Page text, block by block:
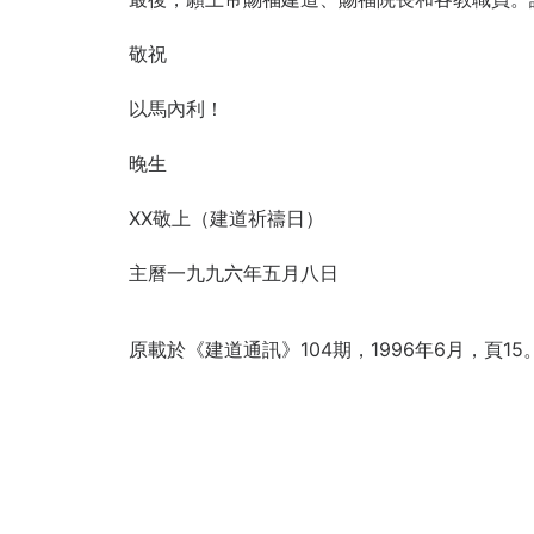
敬祝
以馬內利！
晚生
XX敬上（建道祈禱日）
主曆一九九六年五月八日
原載於《建道通訊》104期，1996年6月，頁15